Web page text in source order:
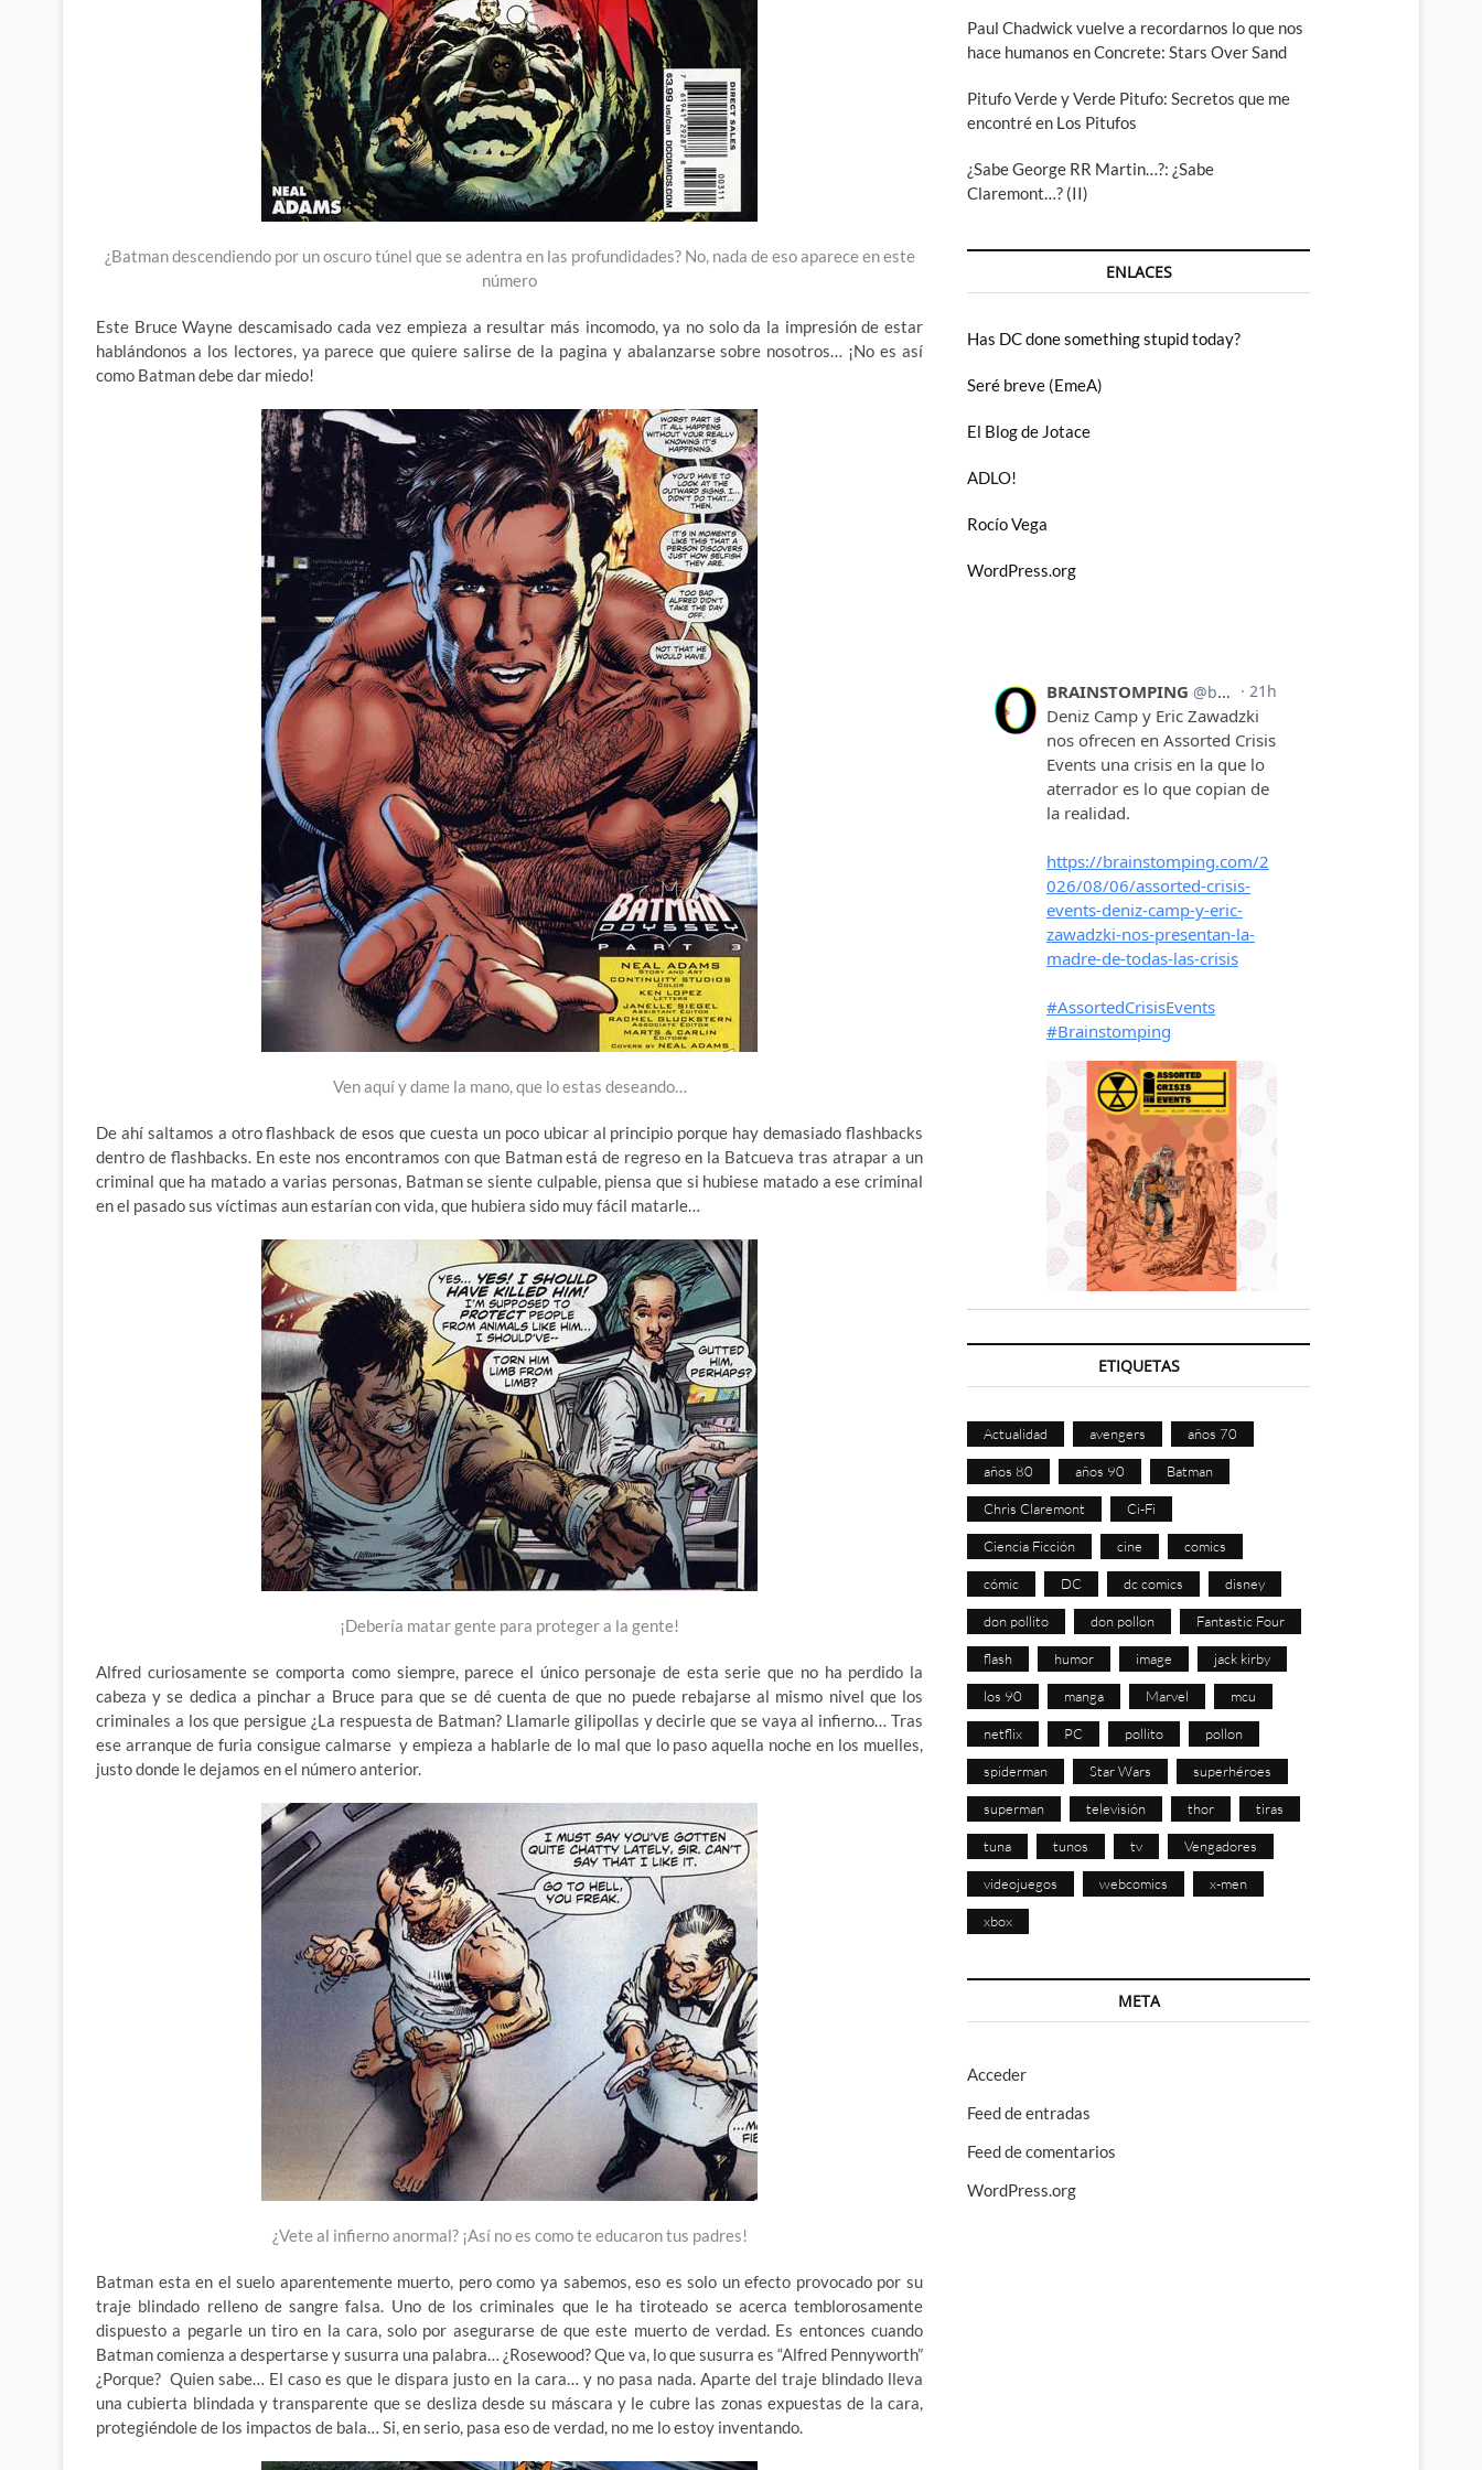
¿Batman descendiendo por un oscuro túnel que se adentra en las profundidades? No, nada de eso aparece en este
número
Este Bruce Wayne descamisado cada vez empieza a resultar más incomodo, ya no solo da la impresión de estar
hablándonos a los lectores, ya parece que quiere salirse de la pagina y abalanzarse sobre nosotros… ¡No es así
como Batman debe dar miedo!
Ven aquí y dame la mano, que lo estas deseando…
De ahí saltamos a otro flashback de esos que cuesta un poco ubicar al principio porque hay demasiado flashbacks
dentro de flashbacks. En este nos encontramos con que Batman está de regreso en la Batcueva tras atrapar a un
criminal que ha matado a varias personas, Batman se siente culpable, piensa que si hubiese matado a ese criminal
en el pasado sus víctimas aun estarían con vida, que hubiera sido muy fácil matarle…
¡Debería matar gente para proteger a la gente!
Alfred curiosamente se comporta como siempre, parece el único personaje de esta serie que no ha perdido la
cabeza y se dedica a pinchar a Bruce para que se dé cuenta de que no puede rebajarse al mismo nivel que los
criminales a los que persigue ¿La respuesta de Batman? Llamarle gilipollas y decirle que se vaya al infierno… Tras
ese arranque de furia consigue calmarse y empieza a hablarle de lo mal que lo paso aquella noche en los muelles,
justo donde le dejamos en el número anterior.
¿Vete al infierno anormal? ¡Así no es como te educaron tus padres!
Batman esta en el suelo aparentemente muerto, pero como ya sabemos, eso es solo un efecto provocado por su
traje blindado relleno de sangre falsa. Uno de los criminales que le ha tiroteado se acerca temblorosamente
dispuesto a pegarle un tiro en la cara, solo por asegurarse de que este muerto de verdad. Es entonces cuando
Batman comienza a despertarse y susurra una palabra… ¿Rosewood? Que va, lo que susurra es “Alfred Pennyworth”
¿Porque? Quien sabe… El caso es que le dispara justo en la cara… y no pasa nada. Aparte del traje blindado lleva
una cubierta blindada y transparente que se desliza desde su máscara y le cubre las zonas expuestas de la cara,
protegiéndole de los impactos de bala… Si, en serio, pasa eso de verdad, no me lo estoy inventando.
Paul Chadwick vuelve a recordarnos lo que nos
hace humanos en Concrete: Stars Over Sand
Pitufo Verde y Verde Pitufo: Secretos que me
encontré en Los Pitufos
¿Sabe George RR Martin…?: ¿Sabe
Claremont…? (II)
ENLACES
Has DC done something stupid today?
Seré breve (EmeA)
El Blog de Jotace
ADLO!
Rocío Vega
WordPress.org
ETIQUETAS
Actualidad avengers años 70
años 80 años 90 Batman
Chris Claremont Ci-Fi
Ciencia Ficción cine comics
cómic DC dc comics disney
don pollito don pollon Fantastic Four
flash humor image jack kirby
los 90 manga Marvel mcu
netflix PC pollito pollon
spiderman Star Wars superhéroes
superman televisión thor tiras
tuna tunos tv Vengadores
videojuegos webcomics x-men
xbox
META
Acceder
Feed de entradas
Feed de comentarios
WordPress.org